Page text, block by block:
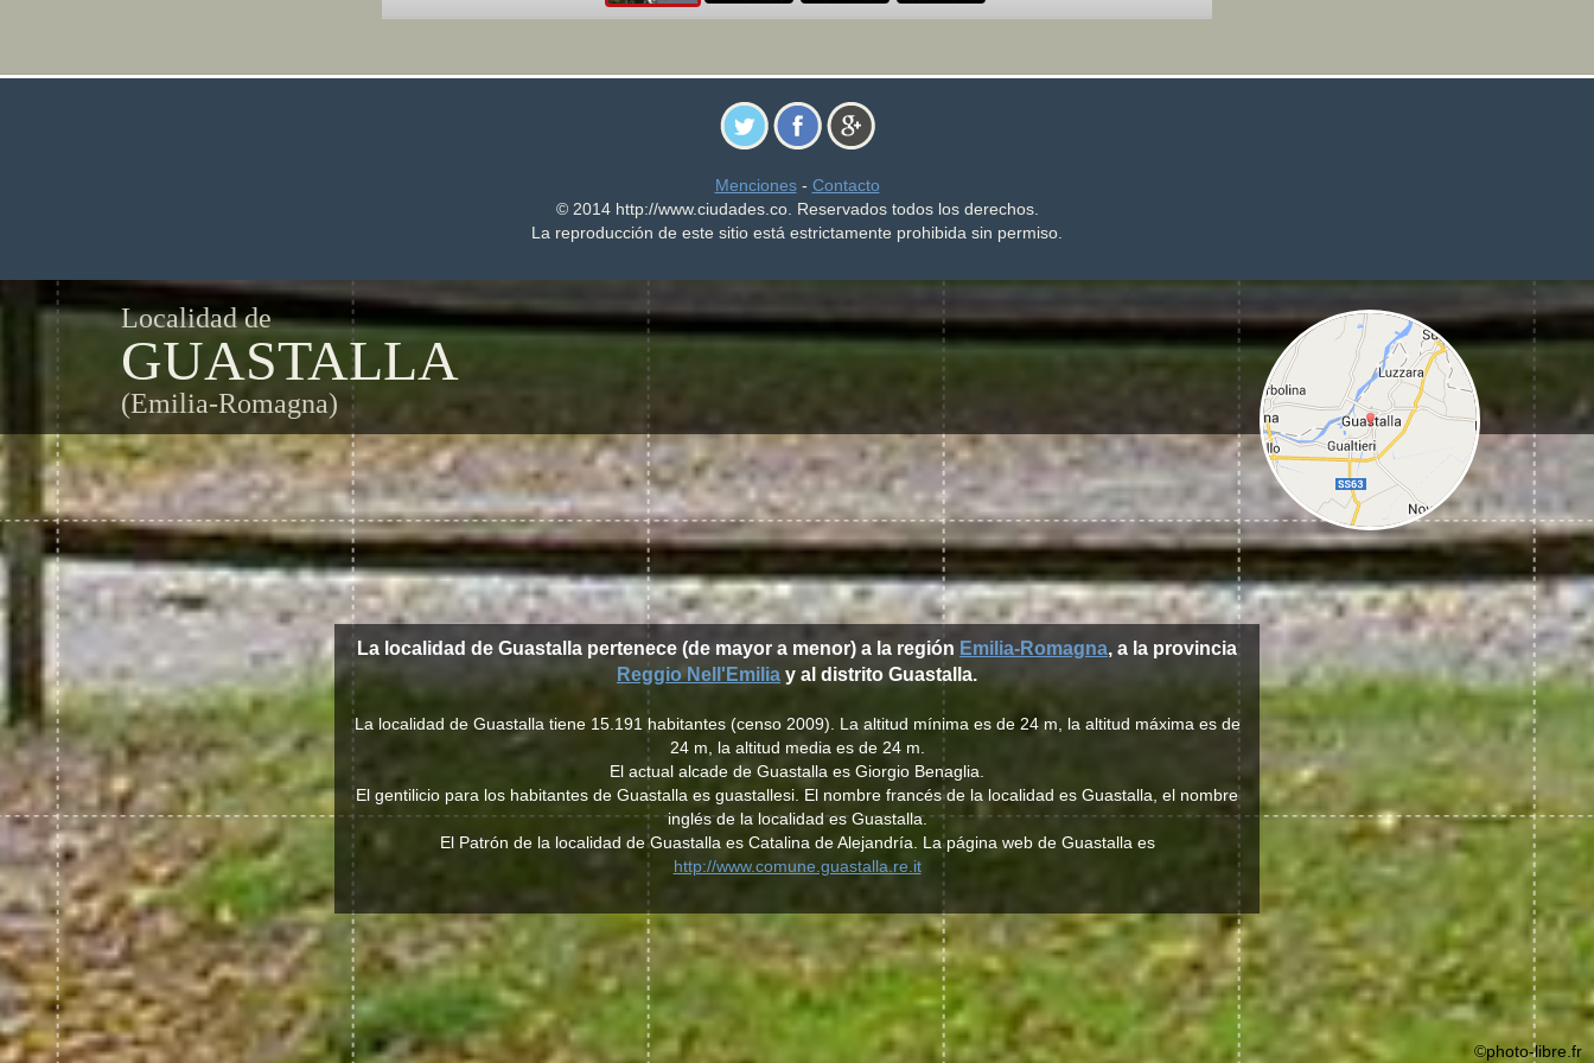
Menciones- Contacto
© 2014 http://www.ciudades.co. Reservados todos los derechos.
La reproducción de este sitio está estrictamente prohibida sin permiso.
Localidad de
GUASTALLA
(Emilia-Romagna)
La localidad de Guastalla pertenece (de mayor a menor) a la región Emilia-Romagna, a la provincia
Reggio Nell'Emilia y al distrito Guastalla.
La localidad de Guastalla tiene 15.191 habitantes (censo 2009). La altitud mínima es de 24 m, la altitud máxima es de
24 m, la altitud media es de 24 m.
El actual alcade de Guastalla es Giorgio Benaglia.
El gentilicio para los habitantes de Guastalla es guastallesi. El nombre francés de la localidad es Guastalla, el nombre
inglés de la localidad es Guastalla.
El Patrón de la localidad de Guastalla es Catalina de Alejandría. La página web de Guastalla es
http://www.comune.guastalla.re.it
©photo-libre.fr